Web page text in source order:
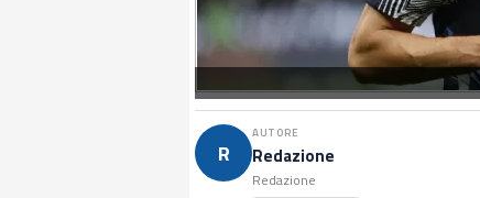
R
AUTORE
Redazione
Redazione